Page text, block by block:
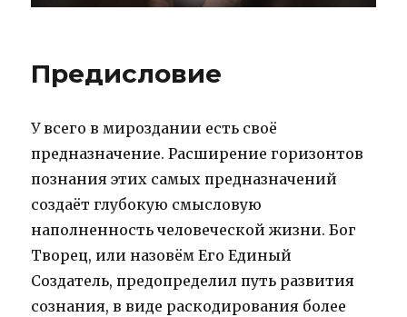
Предисловие
У всего в мироздании есть своё
предназначение. Расширение горизонтов
познания этих самых предназначений
создаёт глубокую смысловую
наполненность человеческой жизни. Бог
Творец, или назовём Его Единый
Создатель, предопределил путь развития
сознания, в виде раскодирования более